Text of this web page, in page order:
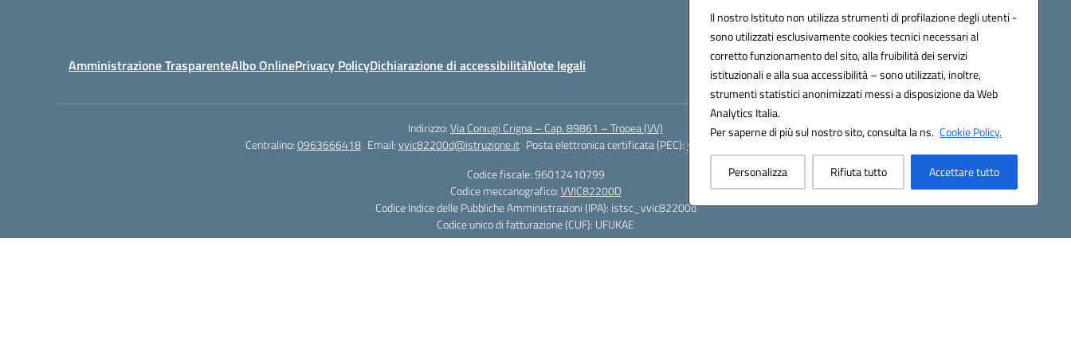
Il nostro Istituto non utilizza strumenti di profilazione degli utenti -
sono utilizzati esclusivamente cookies tecnici necessari al
corretto funzionamento del sito, alla fruibilità dei servizi
istituzionali e alla sua accessibilità – sono utilizzati, inoltre,
strumenti statistici anonimizzati messi a disposizione da Web
Analytics Italia.
Per saperne di più sul nostro sito, consulta la ns. Cookie Policy.
Personalizza Rifiuta tutto Accettare tutto
Gallery
Amministrazione TrasparenteAlbo OnlinePrivacy PolicyDichiarazione di accessibilitàNote legali
Indirizzo:Via Coniugi Crigna – Cap. 89861 – Tropea (VV)
Centralino:0963666418 Email:vvic82200d@istruzione.it Posta elettronica certificata (PEC):vvic82200d@pec.istruzione.it
Codice fiscale: 96012410799
Codice meccanografico:VVIC82200D
Codice Indice delle Pubbliche Amministrazioni (IPA): istsc_vvic82200d
Codice unico di fatturazione (CUF): UFUKAE